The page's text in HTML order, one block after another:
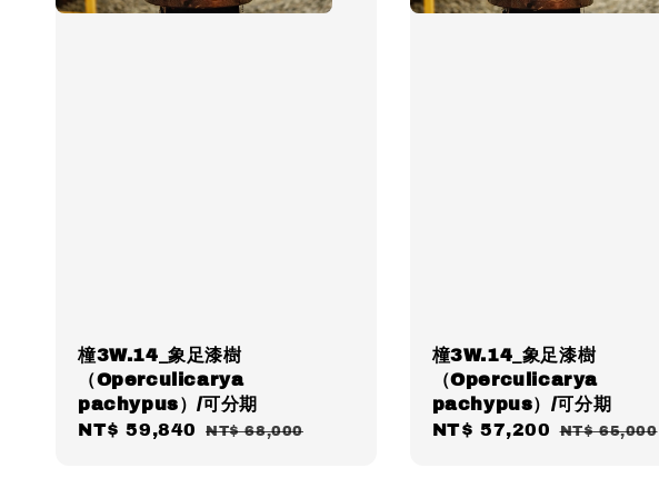
橦3W.14_象足漆樹
（Operculicarya
pachypus）/可分期
Sale
NT$ 59,840 Regular
NT$ 68,000
橦3W.14_象足漆樹
（Operculicarya
pachypus）/可分期
Sale
NT$ 57,200 Regular
NT$ 65,000